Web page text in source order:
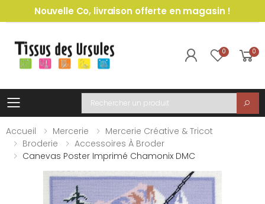
Nouvelle Co, livraison offerte en magasin !
0 0
Toggle mobile menu
Recherche
Accueil
Mercerie
Mercerie Créative & Tricot
Broderie
Accessoires À Broder
Canevas Poster Imprimé Chamonix DMC